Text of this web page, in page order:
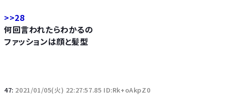
>>28
何回言われたらわかるの
ファッションは顔と髪型
47: 2021/01/05(火) 22:27:57.85 ID:Rk+oAkpZ0